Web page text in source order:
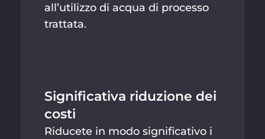
all’utilizzo di acqua di processo
trattata.
Significativa riduzione dei
costi
Riducete in modo significativo i